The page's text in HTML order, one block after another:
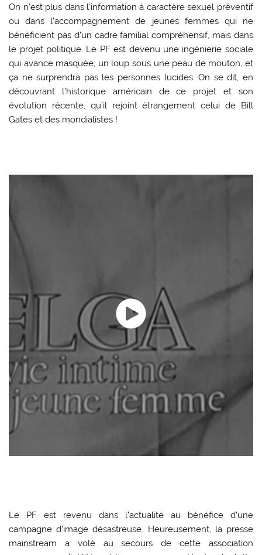
On n’est plus dans l’information à caractère sexuel préventif
ou dans l’accompagnement de jeunes femmes qui ne
bénéficient pas d’un cadre familial compréhensif, mais dans
le projet politique. Le PF est devenu une ingénierie sociale
qui avance masquée, un loup sous une peau de mouton, et
ça ne surprendra pas les personnes lucides. On se dit, en
découvrant l’historique américain de ce projet et son
évolution récente, qu’il rejoint étrangement celui de Bill
Gates et des mondialistes !
Le PF est revenu dans l’actualité au bénéfice d’une
campagne d’image désastreuse. Heureusement, la presse
mainstream a volé au secours de cette association